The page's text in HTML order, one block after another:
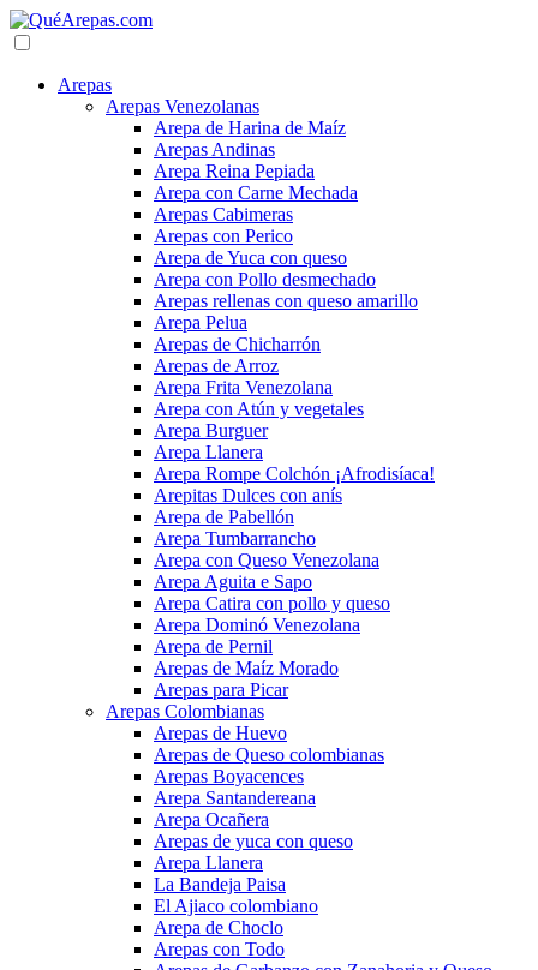
Arepas
Arepas Venezolanas
Arepa de Harina de Maíz
Arepas Andinas
Arepa Reina Pepiada
Arepa con Carne Mechada
Arepas Cabimeras
Arepas con Perico
Arepa de Yuca con queso
Arepa con Pollo desmechado
Arepas rellenas con queso amarillo
Arepa Pelua
Arepas de Chicharrón
Arepas de Arroz
Arepa Frita Venezolana
Arepa con Atún y vegetales
Arepa Burguer
Arepa Llanera
Arepa Rompe Colchón ¡Afrodisíaca!
Arepitas Dulces con anís
Arepa de Pabellón
Arepa Tumbarrancho
Arepa con Queso Venezolana
Arepa Aguita e Sapo
Arepa Catira con pollo y queso
Arepa Dominó Venezolana
Arepa de Pernil
Arepas de Maíz Morado
Arepas para Picar
Arepas Colombianas
Arepas de Huevo
Arepas de Queso colombianas
Arepas Boyacences
Arepa Santandereana
Arepa Ocañera
Arepas de yuca con queso
Arepa Llanera
La Bandeja Paisa
El Ajiaco colombiano
Arepa de Choclo
Arepas con Todo